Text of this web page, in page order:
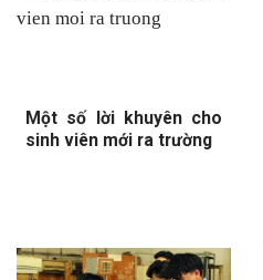
Một số lời khuyên cho
sinh viên mới ra trường